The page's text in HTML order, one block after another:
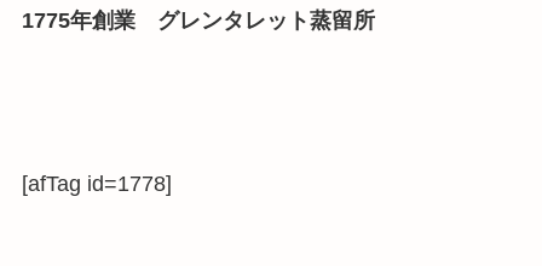
1775年創業 グレンタレット蒸留所
[afTag id=1778]